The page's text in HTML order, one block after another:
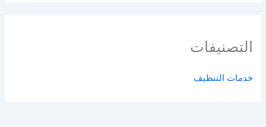
التصنيفات
خدمات التنظيف